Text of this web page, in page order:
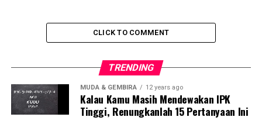
alasan unit Honda ADV150 langsung dijual saat baru
ditangan konsumen 2 hari saja?
Menariknya, unggahan penjualan motor Honda ADV150
tersebut tidak lama kemudian mendapat tanggapan dari
agen PT Astra Honda Motor. Ia menyebut bahwa Honda
selalu menghadirkan produk dengan kualitas terbaiknya.
Akan tetapi, jika konsumen memberikan kritik maupun
CLICK TO COMMENT
TRENDING
MUDA & GEMBIRA 12 years ago
Kalau Kamu Masih Mendewakan IPK
Tinggi, Renungkanlah 15 Pertanyaan Ini